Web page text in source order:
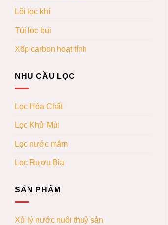
Lõi lọc khí
Túi lọc bụi
Xốp carbon hoạt tính
NHU CẦU LỌC
Lọc Hóa Chất
Lọc Khử Mùi
Lọc nước mắm
Lọc Rượu Bia
SẢN PHẨM
Xử lý nước nuôi thuỷ sản